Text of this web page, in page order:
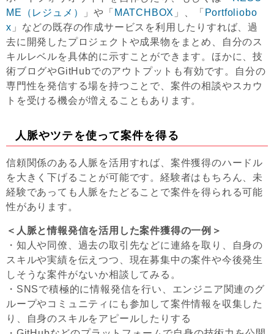
ME（レジュメ）
」や「 MATCHBOX 」、「 Portfoliobo
x 」などの既存の作成サービスを利用したりすれば、過
去に開発したプロジェクトや成果物をまとめ、自分のス
キルレベルを具体的に示すことができます。ほかに、技
術ブログやGitHubでのアウトプットも有効です。自分の
専門性を発信する場を持つことで、案件の相談やスカウ
トを受ける機会が増えることもあります。
人脈やツテを使って案件を得る
信頼関係のある人脈を活用すれば、案件獲得のハードル
を大きく下げることが可能です。経験者はもちろん、未
経験であっても人脈をたどることで案件を得られる可能
性があります。
＜人脈と情報発信を活用した案件獲得の一例＞
・知人や同僚、過去の取引先などに連絡を取り、自身の
スキルや実績を伝えつつ、現在募集中の案件や今後発生
しそうな案件がないか相談してみる。
・SNSで積極的に情報発信を行い、エンジニア関連のグ
ループやコミュニティにも参加して案件情報を収集した
り、自身のスキルをアピールしたりする